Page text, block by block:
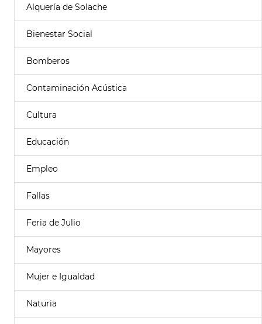
Alquería de Solache
Bienestar Social
Bomberos
Contaminación Acústica
Cultura
Educación
Empleo
Fallas
Feria de Julio
Mayores
Mujer e Igualdad
Naturia